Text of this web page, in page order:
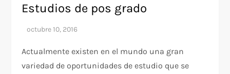
Estudios de pos grado
Actualmente existen en el mundo una gran
variedad de oportunidades de estudio que se